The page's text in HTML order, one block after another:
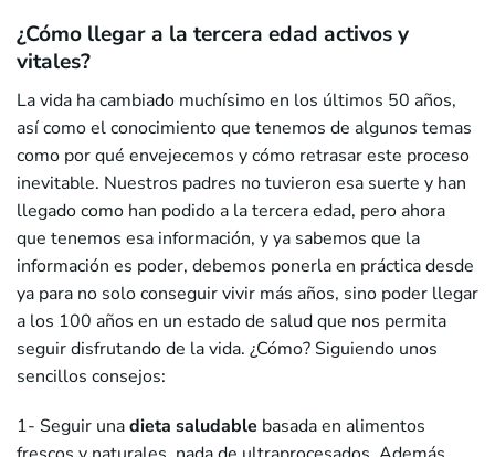
¿Cómo llegar a la tercera edad activos y
vitales?
La vida ha cambiado muchísimo en los últimos 50 años,
así como el conocimiento que tenemos de algunos temas
como por qué envejecemos y cómo retrasar este proceso
inevitable. Nuestros padres no tuvieron esa suerte y han
llegado como han podido a la tercera edad, pero ahora
que tenemos esa información, y ya sabemos que la
información es poder, debemos ponerla en práctica desde
ya para no solo conseguir vivir más años, sino poder llegar
a los 100 años en un estado de salud que nos permita
seguir disfrutando de la vida. ¿Cómo? Siguiendo unos
sencillos consejos:
1- Seguir unadieta saludable basada en alimentos